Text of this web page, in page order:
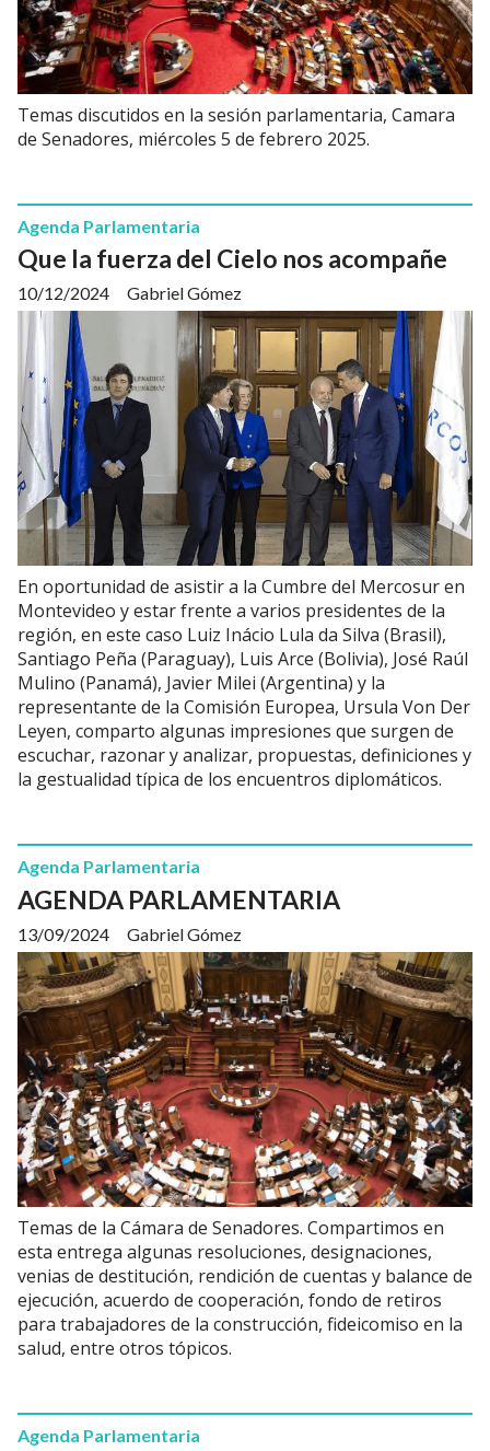
Temas discutidos en la sesión parlamentaria, Camara
de Senadores, miércoles 5 de febrero 2025.
Que la fuerza del Cielo nos acompañe
Gabriel Gómez
Agenda Parlamentaria
10/12/2024
En oportunidad de asistir a la Cumbre del Mercosur en
Montevideo y estar frente a varios presidentes de la
región, en este caso Luiz Inácio Lula da Silva (Brasil),
Santiago Peña (Paraguay), Luis Arce (Bolivia), José Raúl
Mulino (Panamá), Javier Milei (Argentina) y la
representante de la Comisión Europea, Ursula Von Der
Leyen, comparto algunas impresiones que surgen de
escuchar, razonar y analizar, propuestas, definiciones y
la gestualidad típica de los encuentros diplomáticos.
AGENDA PARLAMENTARIA
Gabriel Gómez
Agenda Parlamentaria
13/09/2024
Temas de la Cámara de Senadores. Compartimos en
esta entrega algunas resoluciones, designaciones,
venias de destitución, rendición de cuentas y balance de
ejecución, acuerdo de cooperación, fondo de retiros
para trabajadores de la construcción, fideicomiso en la
salud, entre otros tópicos.
Agenda Parlamentaria